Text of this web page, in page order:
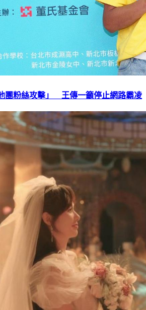
團粉絲攻擊」 王傳一籲停止網路霸凌